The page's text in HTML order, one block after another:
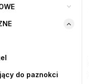
do paznokci